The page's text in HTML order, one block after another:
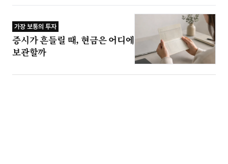
가장 보통의 투자
증시가 흔들릴 때, 현금은 어디에
보관할까